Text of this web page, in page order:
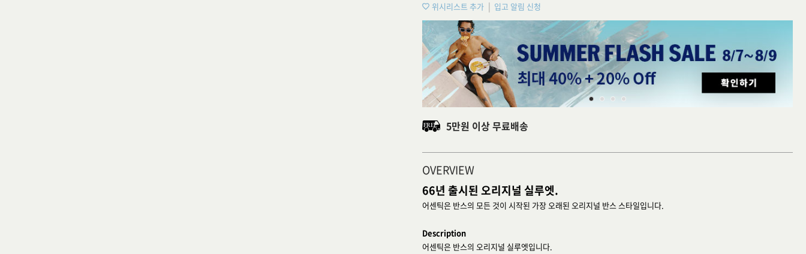
위시리스트 추가 입고 알림 신청
5만원 이상 무료배송
OVERVIEW
66년 출시된 오리지널 실루엣.
어센틱은 반스의 모든 것이 시작된 가장 오래된 오리지널 반스 스타일입니다.
Description
어센틱은 반스의 오리지널 실루엣입니다.